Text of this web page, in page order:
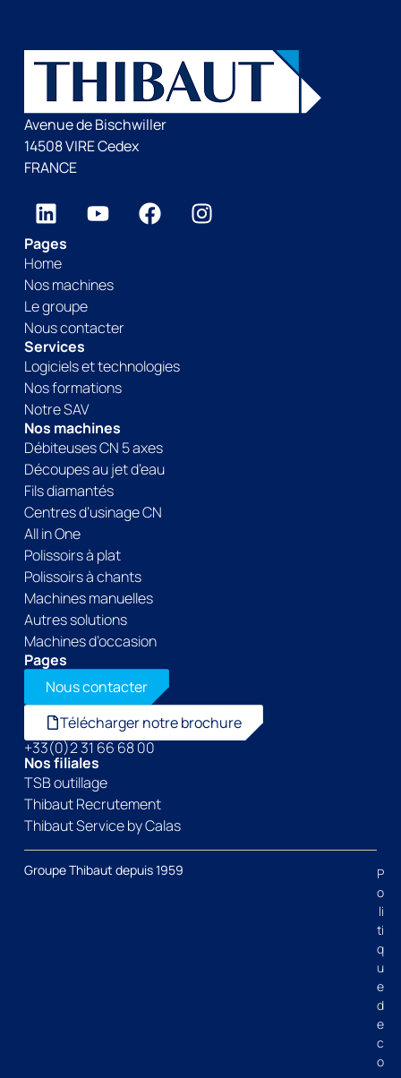
Avenue de Bischwiller
14508 VIRE Cedex
FRANCE
Pages
Home
Nos machines
Le groupe
Nous contacter
Services
Logiciels et technologies
Nos formations
Notre SAV
Nos machines
Débiteuses CN 5 axes
Découpes au jet d’eau
Fils diamantés
Centres d’usinage CN
All in One
Polissoirs à plat
Polissoirs à chants
Machines manuelles
Autres solutions
Machines d’occasion
Pages
Nous contacter
Télécharger notre brochure
+33(0)2 31 66 68 00
Nos filiales
TSB outillage
Thibaut Recrutement
Thibaut Service by Calas
Groupe Thibaut depuis 1959
P
o
li
ti
q
u
e
d
e
c
o